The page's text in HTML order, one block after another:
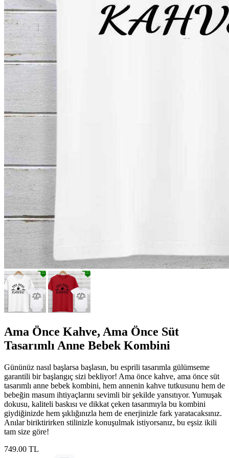
Ama Önce Kahve, Ama Önce Süt
Tasarımlı Anne Bebek Kombini
Gününüz nasıl başlarsa başlasın, bu esprili tasarımla gülümseme
garantili bir başlangıç sizi bekliyor! Ama önce kahve, ama önce süt
tasarımlı anne bebek kombini, hem annenin kahve tutkusunu hem de
bebeğin masum ihtiyaçlarını sevimli bir şekilde yansıtıyor. Yumuşak
dokusu, kaliteli baskısı ve dikkat çeken tasarımıyla bu kombini
giydiğinizde hem şıklığınızla hem de enerjinizle fark yaratacaksınız.
Anılar biriktirirken stilinizle konuşulmak istiyorsanız, bu eşsiz ikili
tam size göre!
749.00 TL